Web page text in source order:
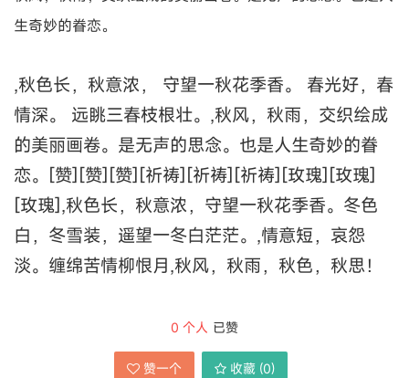
生奇妙的眷恋。
,秋色长，秋意浓， 守望一秋花季香。 春光好，春
情深。 远眺三春枝根壮。,秋风，秋雨，交织绘成
的美丽画卷。是无声的思念。也是人生奇妙的眷
恋。[赞][赞][赞][祈祷][祈祷][祈祷][玫瑰][玫瑰]
[玫瑰],秋色长，秋意浓，守望一秋花季香。冬色
白，冬雪装，遥望一冬白茫茫。,情意短，哀怨
淡。缠绵苦情柳恨月,秋风，秋雨，秋色，秋思！
0 个人 已赞
赞一个 收藏 (0)